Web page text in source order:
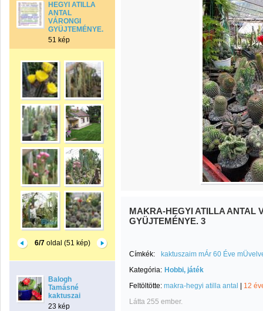
HEGYI ATILLA
ANTAL
VÁRONGI
GYÜJTEMÉNYE.
51 kép
6/7oldal (51 kép)
Balogh
Tamásné
kaktuszai
23 kép
MAKRA-HEGYI ATILLA ANTAL
GYÜJTEMÉNYE. 3
Címkék:
kaktuszaim mÁr 60 Éve
Kategória: Hobbi, játék
Feltöltötte: makra-hegyi atilla antal
12
Látta 255 ember.